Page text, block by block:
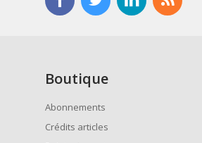
Boutique
Abonnements
Crédits articles